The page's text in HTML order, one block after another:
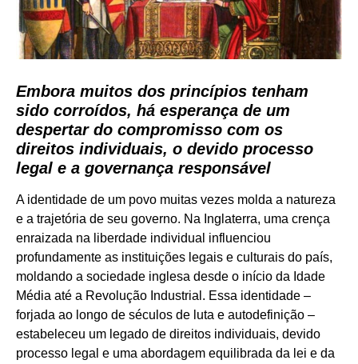
Embora muitos dos princípios tenham
sido corroídos, há esperança de um
despertar do compromisso com os
direitos individuais, o devido processo
legal e a governança responsável
A identidade de um povo muitas vezes molda a natureza
e a trajetória de seu governo. Na Inglaterra, uma crença
enraizada na liberdade individual influenciou
profundamente as instituições legais e culturais do país,
moldando a sociedade inglesa desde o início da Idade
Média até a Revolução Industrial. Essa identidade –
forjada ao longo de séculos de luta e autodefinição –
estabeleceu um legado de direitos individuais, devido
processo legal e uma abordagem equilibrada da lei e da